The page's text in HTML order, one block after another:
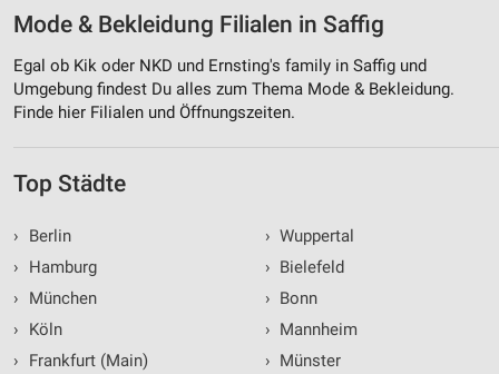
Mode & Bekleidung Filialen in Saffig
Egal ob Kik oder NKD und Ernsting's family in Saffig und
Umgebung findest Du alles zum Thema Mode & Bekleidung.
Finde hier Filialen und Öffnungszeiten.
Top Städte
›
Berlin
›
Hamburg
›
München
›
Köln
›
Frankfurt (Main)
› Wuppertal
› Bielefeld
› Bonn
› Mannheim
› Münster